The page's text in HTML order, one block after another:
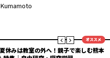
オススメ
休みは教室の外へ！親子で楽しむ熊本